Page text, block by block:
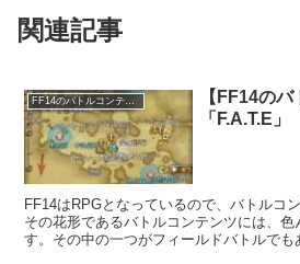
関連記事
FF14のバトルコンテンツ
【FF14のバ
「F.A.T.E」
FF14はRPGとなっているので、バトルコ
その花形であるバトルコンテンツには、色
す。その中の一つがフィールドバトルで